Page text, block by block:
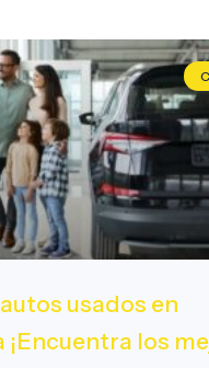
usados en
¡Encuentra los